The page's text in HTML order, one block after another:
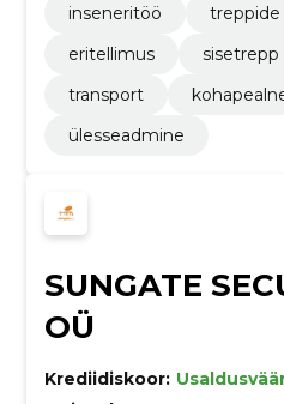
inseneritöö
eritellimus
sisetrepp
transport
ülesseadmine
SUNGATE
OÜ
Krediidiskoor: